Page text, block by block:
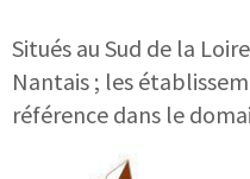
Situés au Sud de la
Nantais ; les
référence dans le